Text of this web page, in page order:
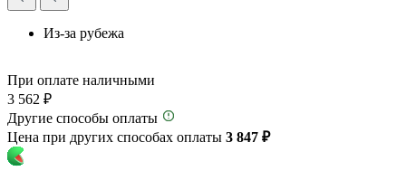
Из-за рубежа
При оплате наличными
3 562 ₽
Другие способы оплаты
Цена при других способах оплаты 3 847 ₽